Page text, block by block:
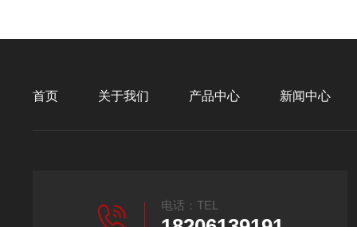
首页 关于我们 产品中心 新闻中心
电话：TEL